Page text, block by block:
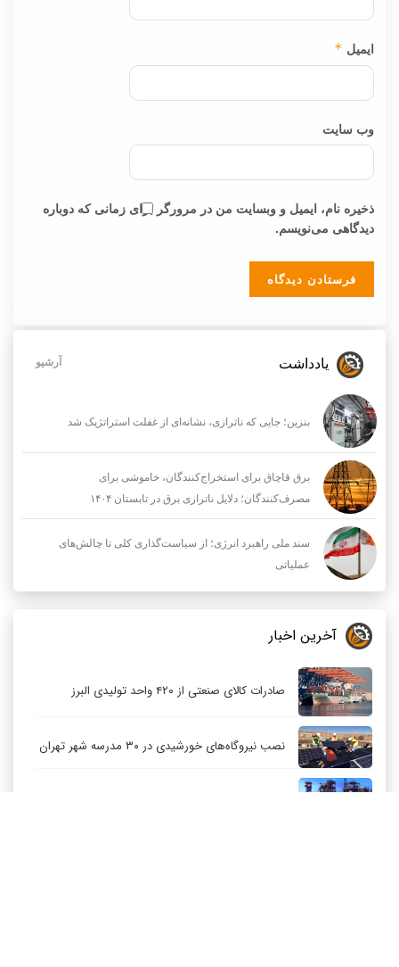
ایمیل *
وب‌ سایت
ذخیره نام، ایمیل و وبسایت من در مرورگر برای زمانی که دوباره
دیدگاهی می‌نویسم.
یادداشت آرشیو
بنزین؛ جایی که ناترازی، نشانه‌ای از غفلت استراتژیک شد
برق قاچاق برای استخراج‌کنندگان، خاموشی برای
مصرف‌کنندگان؛ دلایل ناترازی برق در تابستان ۱۴۰۴
سند ملی راهبرد انرژی؛ از سیاست‌گذاری کلی تا چالش‌های
عملیاتی
آخرین اخبار
صادرات کالای صنعتی از ۴۲۰ واحد تولیدی البرز
نصب نیروگاه‌های خورشیدی در ۳۰ مدرسه شهر تهران